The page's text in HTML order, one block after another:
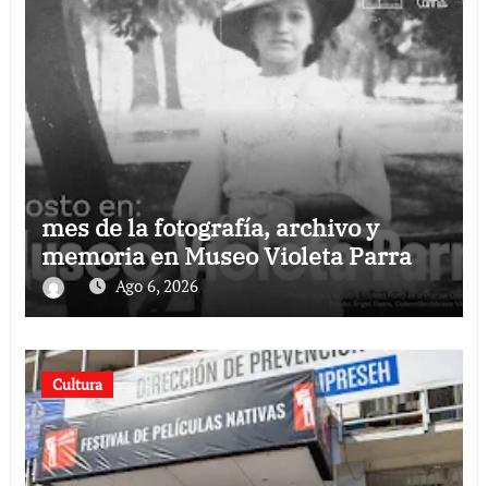
mes de la fotografía, archivo y
memoria en Museo Violeta Parra
Ago 6, 2026
Cultura